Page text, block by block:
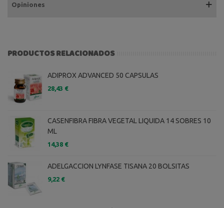
Opiniones
PRODUCTOS RELACIONADOS
ADIPROX ADVANCED 50 CAPSULAS
28,43 €
CASENFIBRA FIBRA VEGETAL LIQUIDA 14 SOBRES 10
ML
14,38 €
ADELGACCION LYNFASE TISANA 20 BOLSITAS
9,22 €